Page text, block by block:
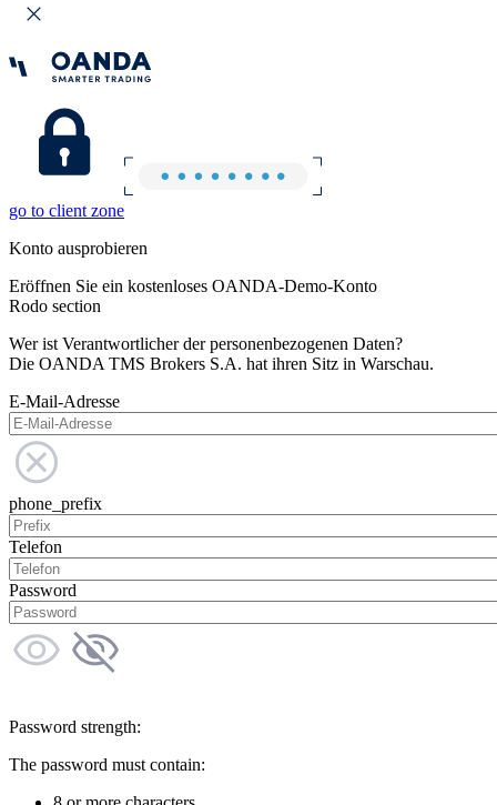
go to client zone
Konto ausprobieren
Eröffnen Sie ein kostenloses OANDA-Demo-Konto
Rodo section
Wer ist Verantwortlicher der personenbezogenen Daten?
Die OANDA TMS Brokers S.A. hat ihren Sitz in Warschau.
E-Mail-Adresse
phone_prefix
Telefon
Password
Password strength:
The password must contain: